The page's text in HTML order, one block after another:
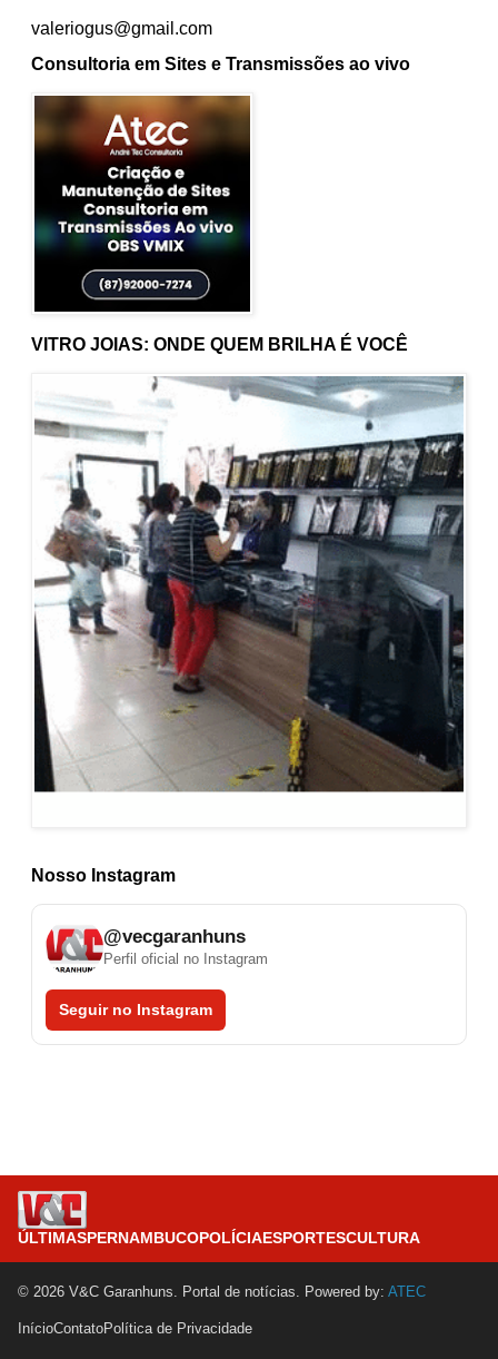
Nosso Instagram
@vecgaranhuns
Perfil oficial no Instagram
Seguir no Instagram
VITRO JOIAS: ONDE QUEM BRILHA É VOCÊ
valeriogus@gmail.com
Consultoria em Sites e Transmissões ao vivo
ÚLTIMASPERNAMBUCOPOLÍCIAESPORTESCULTURA
© 2026 V&C Garanhuns. Portal de notícias. Powered by: ATEC
InícioContatoPolítica de Privacidade